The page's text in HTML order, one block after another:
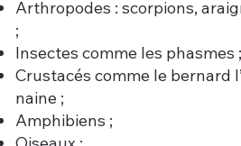
Arthropodes : scorpions,
;
Insectes comme les phasmes ;
Crustacés comme le bernard
naine ;
Amphibiens ;